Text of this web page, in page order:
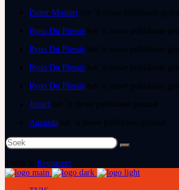
Pieter Mostert
Ryno Du Plessis
Ryno Du Plessis
Ryno Du Plessis
Ryno Du Plessis
Juanri
Amanda
Soek
na:
Registreer